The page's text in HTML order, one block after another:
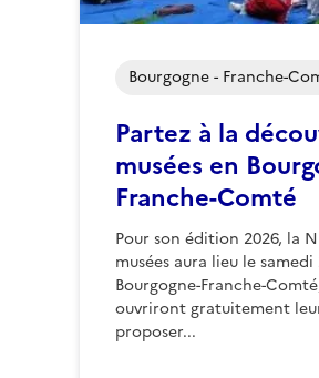
Partez à la
musées en
Franche-Comté
Pour son édition 2026, la
musées aura lieu le samedi
Bourgogne-Franche-
ouvriront gratuitement
proposer...
Bourgogne - Franche-